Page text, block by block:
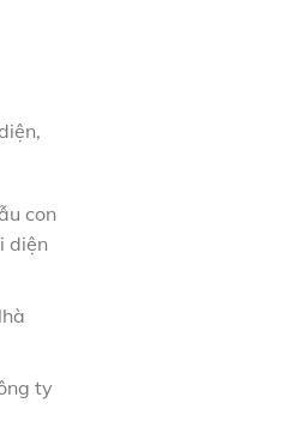
con
diện
ty